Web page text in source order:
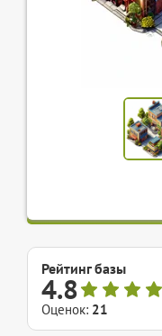
Рейтинг базы
4.8
Оценок: 21